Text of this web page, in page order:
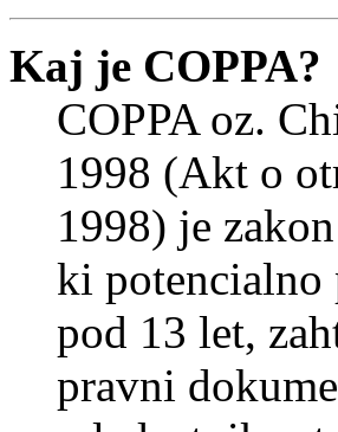
Kaj je COPPA?
COPPA oz.
1998 (Akt o
1998) je
ki potencialno
pod 13 let,
pravni